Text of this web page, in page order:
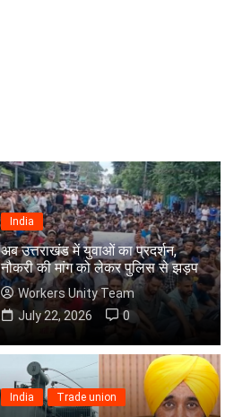
India
अब उत्तराखंड में युवाओं का प्रदर्शन,
नौकरी की मांग को लेकर पुलिस से झड़प
Workers Unity Team
July 22, 2026
0
India Trade union